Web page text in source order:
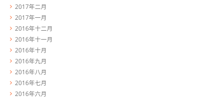
2017年二月
2017年一月
2016年十二月
2016年十一月
2016年十月
2016年九月
2016年八月
2016年七月
2016年六月